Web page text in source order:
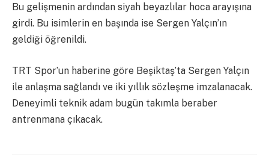
Bu gelişmenin ardından siyah beyazlılar hoca arayışına
girdi. Bu isimlerin en başında ise Sergen Yalçın’ın
geldiği öğrenildi.
TRT Spor’un haberine göre Beşiktaş’ta Sergen Yalçın
ile anlaşma sağlandı ve iki yıllık sözleşme imzalanacak.
Deneyimli teknik adam bugün takımla beraber
antrenmana çıkacak.